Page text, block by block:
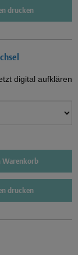
drucken
digital aufklären
Warenkorb
drucken